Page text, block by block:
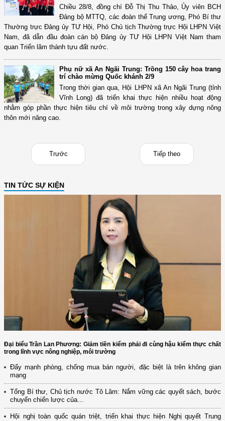
Chiều 28/8, đồng chí Đỗ Thị Thu Thảo, Ủy viên BCH
Đảng bộ MTTQ, các đoàn thể Trung ương, Phó Bí thư
Thường trực Đảng ủy TƯ Hội, Phó Chủ tịch Thường trực Hội LHPN Việt
Nam, đã dẫn đầu đoàn cán bộ Đảng ủy TƯ Hội LHPN Việt Nam tham
quan Triển lãm thành tựu đất nước.
Phụ nữ xã An Ngãi Trung: Trồng 150 cây hoa trang
trí chào mừng Quốc khánh 2/9
Trong thời gian qua, Hội LHPN xã An Ngãi Trung (tỉnh
Vĩnh Long) đã triển khai thực hiện nhiều hoạt động
nhằm góp phần thực hiện tiêu chí về môi trường trong xây dựng nông
thôn mới nâng cao.
Trước Tiếp theo
TIN TỨC SỰ KIỆN
Đại biểu Trần Lan Phương: Giảm tiền kiểm phải đi cùng hậu kiểm thực chất
trong lĩnh vực nông nghiệp, môi trường
Đẩy mạnh phòng, chống mua bán người, đặc biệt là trên không gian
mạng
Tổng Bí thư, Chủ tịch nước Tô Lâm: Nắm vững các quyết sách, bước
chuyển chiến lược của...
Hội nghị toàn quốc quán triệt, triển khai thực hiện Nghị quyết Trung